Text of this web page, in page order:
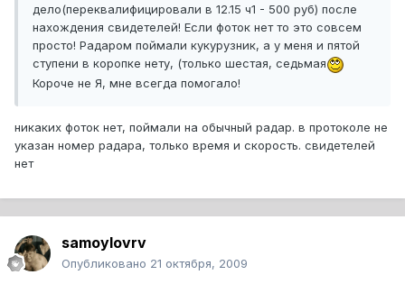
дело(переквалифицировали в 12.15 ч1 - 500 руб) после
нахождения свидетелей! Если фоток нет то это совсем
просто! Радаром поймали кукурузник, а у меня и пятой
ступени в коропке нету, (только шестая, седьмая
Короче не Я, мне всегда помогало!
никаких фоток нет, поймали на обычный радар. в протоколе не
указан номер радара, только время и скорость. свидетелей
нет
samoylovrv
Опубликовано 21 октября, 2009